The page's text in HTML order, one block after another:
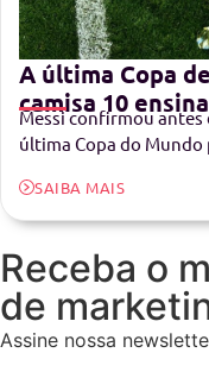
A última Copa
camisa 10
Messi confirmou antes
última Copa do Mundo
SAIBA MAIS
Receba o
de
Assine nossa